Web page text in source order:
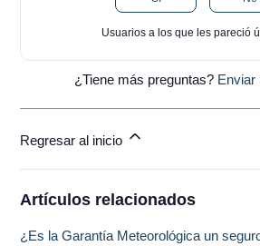
Usuarios a los que les pareció
¿Tiene más preguntas? Enviar
Regresar al inicio
Artículos relacionados
¿Es la Garantía Meteorológica un